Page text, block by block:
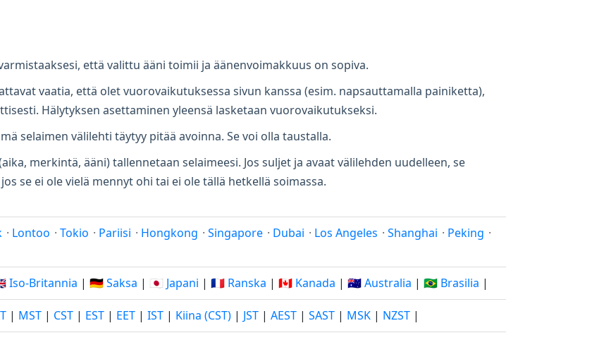
että valittu ääni toimii ja äänenvoimakkuus on sopiva.
vaatia, että olet vuorovaikutuksessa sivun kanssa (esim. napsauttamalla painiketta),
Hälytyksen asettaminen yleensä lasketaan vuorovaikutukseksi.
selaimen välilehti täytyy pitää avoinna. Se voi olla taustalla.
merkintä, ääni) tallennetaan selaimeesi. Jos suljet ja avaat välilehden uudelleen, se
se ei ole vielä mennyt ohi tai ei ole tällä hetkellä soimassa.
· Lontoo · Tokio · Pariisi · Hongkong · Singapore · Dubai · Los Angeles · Shanghai · Peking ·
Iso-Britannia | 🇩🇪 Saksa | 🇯🇵 Japani | 🇫🇷 Ranska | 🇨🇦 Kanada | 🇦🇺 Australia | 🇧🇷 Brasilia |
| MST | CST | EST | EET | IST | Kiina (CST) | JST | AEST | SAST | MSK | NZST |